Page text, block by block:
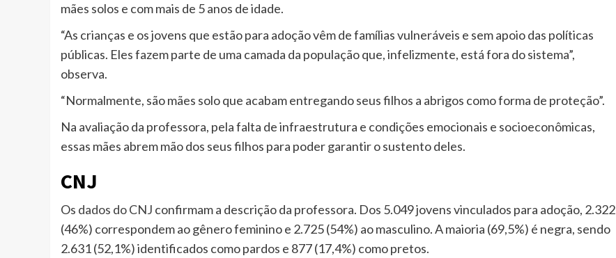
mães solos e com mais de 5 anos de idade.
“As crianças e os jovens que estão para adoção vêm de famílias vulneráveis e sem apoio das políticas
públicas. Eles fazem parte de uma camada da população que, infelizmente, está fora do sistema”,
observa.
“Normalmente, são mães solo que acabam entregando seus filhos a abrigos como forma de proteção”.
Na avaliação da professora, pela falta de infraestrutura e condições emocionais e socioeconômicas,
essas mães abrem mão dos seus filhos para poder garantir o sustento deles.
CNJ
Os dados do CNJ confirmam a descrição da professora. Dos 5.049 jovens vinculados para adoção, 2.322
(46%) correspondem ao gênero feminino e 2.725 (54%) ao masculino. A maioria (69,5%) é negra, sendo
2.631 (52,1%) identificados como pardos e 877 (17,4%) como pretos.